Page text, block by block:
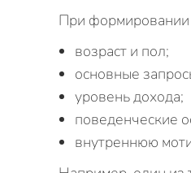
При формировании
возраст и пол;
основные
уровень дохода;
поведенческие
внутреннюю